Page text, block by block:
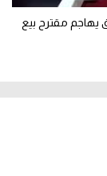
يهاجم مقترح بيع